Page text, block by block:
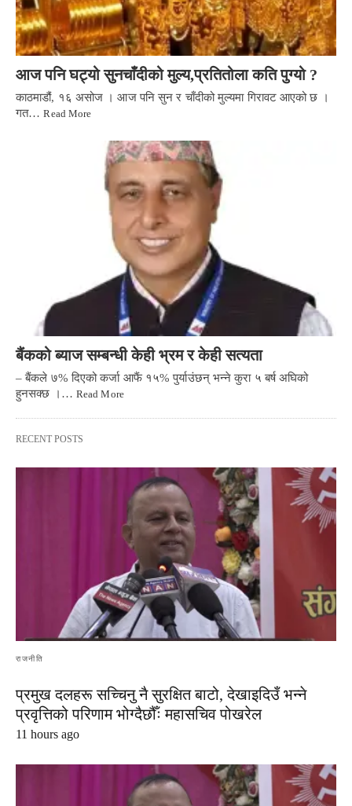
आज पनि घट्यो सुनचाँदीको मुल्य,प्रतितोला कति पुग्यो ?
काठमाडौं, १६ असोज । आज पनि सुन र चाँदीको मुल्यमा गिरावट आएको छ ।
गत…Read More
बैंकको ब्याज सम्बन्धी केही भ्रम र केही सत्यता
– बैंकले ७% दिएको कर्जा आफैं १५% पुर्याउंछन् भन्ने कुरा ५ बर्ष अघिको
हुनसक्छ ।… Read More
RECENT POSTS
राजनीति
प्रमुख दलहरू सच्चिनु नै सुरक्षित बाटो, देखाइदिउँ भन्ने
प्रवृत्तिको परिणाम भोग्दैछौँः महासचिव पोखरेल
11 hours ago